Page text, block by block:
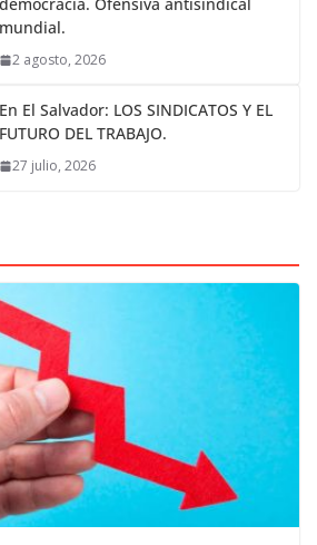
mundial.
2 agosto, 2026
En El Salvador: LOS SINDICATOS Y EL
FUTURO DEL TRABAJO.
27 julio, 2026